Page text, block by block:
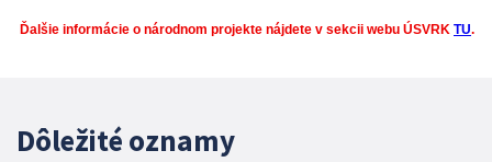
Ďalšie informácie o národnom projekte nájdete v sekcii webu ÚSVRK TU.
Dôležité oznamy